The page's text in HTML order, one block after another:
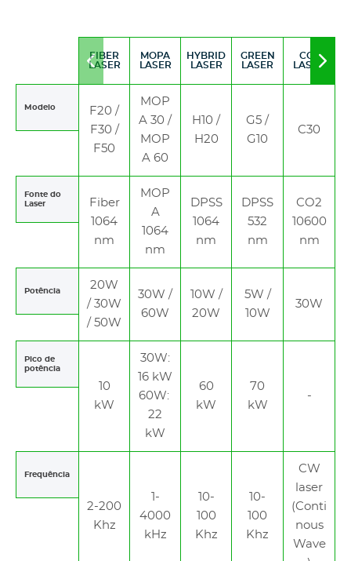
Move
FIBER
LASER
MOPA
LASER
HYBRID
LASER
GREEN
LASER
CO2
LASER
Modelo
F20 /
F30 /
F50
MOP
A 30 /
MOP
A 60
H10 /
H20
G5 /
G10
C30
Fonte do
Laser
Fiber
1064
nm
MOP
A
1064
nm
DPSS
1064
nm
DPSS
532
nm
CO2
10600
nm
Potência
20W
/ 30W
/ 50W
30W /
60W
10W /
20W
5W /
10W
30W
Pico de
potência
10
kW
30W:
16 kW
60W:
22
kW
60
kW
70
kW
-
Frequência
2-200
Khz
1-
4000
kHz
10-
100
Khz
10-
100
Khz
CW
laser
(Conti
nous
Wave